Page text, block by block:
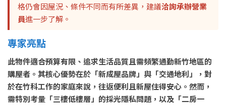
格仍會因屋況、條件不同而有所差異，建議洽詢承辦營業
員進一步了解。
專家亮點
此物件適合預算有限、追求生活品質且需頻繁通勤新竹地區的
購屋者。其核心優勢在於「新成屋品牌」與「交通地利」，對
於在竹科工作的家庭來說，往返便利且新屋住得安心。然而，
需特別考量「三樓低樓層」的採光隱私問題，以及「二房一